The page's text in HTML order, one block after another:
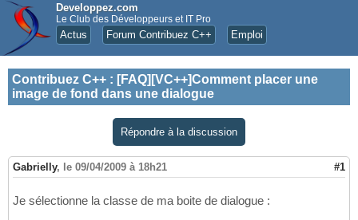
Developpez.com
Le Club des Développeurs et IT Pro
Actus Forum Contribuez C++ Emploi
Contribuez C++ : [FAQ][VC++]Comment placer une
image de fond dans une dialogue
Répondre à la discussion
Gabrielly, le 09/04/2009 à 18h21 #1
Je sélectionne la classe de ma boite de dialogue :